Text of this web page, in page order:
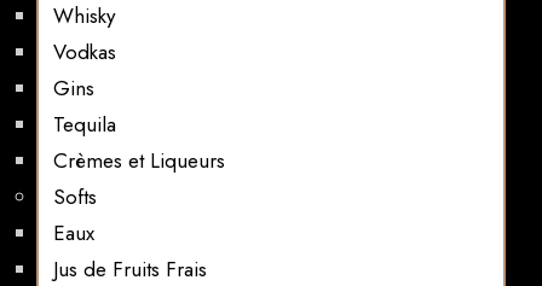
Whisky
Vodkas
Gins
Tequila
Crèmes et Liqueurs
Softs
Eaux
Jus de Fruits Frais